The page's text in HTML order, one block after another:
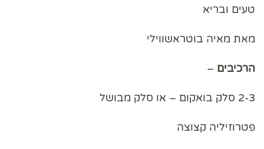
טעים ובריא
מאת מאיה בוטראשווילי
הרכיבים –
2-3 סלק בואקום – או סלק מבושל
פטרוזיליה קצוצה